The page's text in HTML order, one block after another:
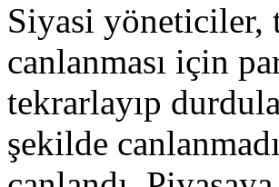
Siyasi yöneticiler,
canlanması için
tekrarlayıp
şekilde